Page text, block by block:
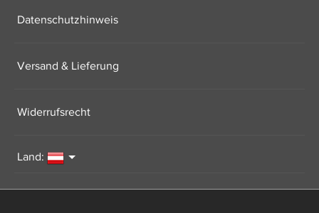
Datenschutzhinweis
Versand & Lieferung
Widerrufsrecht
Land: